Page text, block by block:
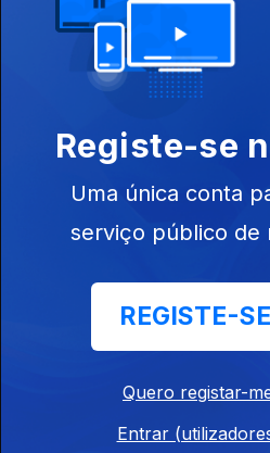
Registe-se
Uma única conta
serviço público de
REGISTE-
Quero registar-
Entrar